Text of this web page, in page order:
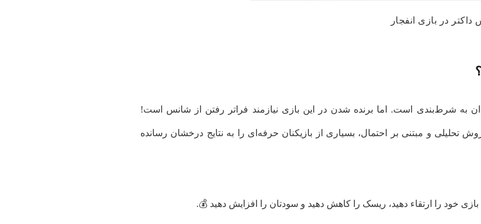
در بازی انفجار
به شرط‌بندی است. اما برنده شدن در این بازی نیازمند فراتر رفتن از شانس است!
تحلیلی و مبتنی بر احتمال، بسیاری از بازیکنان حرفه‌ای را به نتایج درخشان رسانده
بازی خود را ارتقاء دهید، ریسک را کاهش دهید و سودتان را افزایش دهید 💰.